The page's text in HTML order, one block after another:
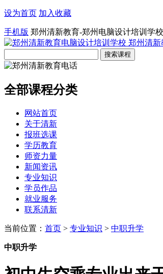
设为首页 加入收藏
手机版 郑州清新教育-郑州电脑设计培训学
郑州清新
全部课程分类
网站首页
关于清新
报班选课
学历教育
师资力量
新闻资讯
专业知识
学员作品
就业服务
联系清新
当前位置： 首页 > 专业知识 > 中职升学
中职升学